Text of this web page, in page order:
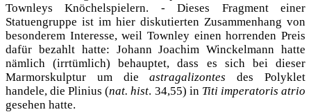
Townleys Knöchelspielern. - Dieses Fragment einer
Statuengruppe ist im hier diskutierten Zusammenhang von
besonderem Interesse, weil Townley einen horrenden Preis
dafür bezahlt hatte: Johann Joachim Winckelmann hatte
nämlich (irrtümlich) behauptet, dass es sich bei dieser
Marmorskulptur um dieastragalizontes des Polyklet
handele, die Plinius(nat. hist. 34,55) in Titi imperatoris atrio
gesehen hatte.